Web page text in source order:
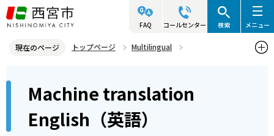
こ
の
ジ
頭
FAQ コールセンター 検索 メニュー
現在のページ トップページ
Multilingual
Machine translation
English（英語）